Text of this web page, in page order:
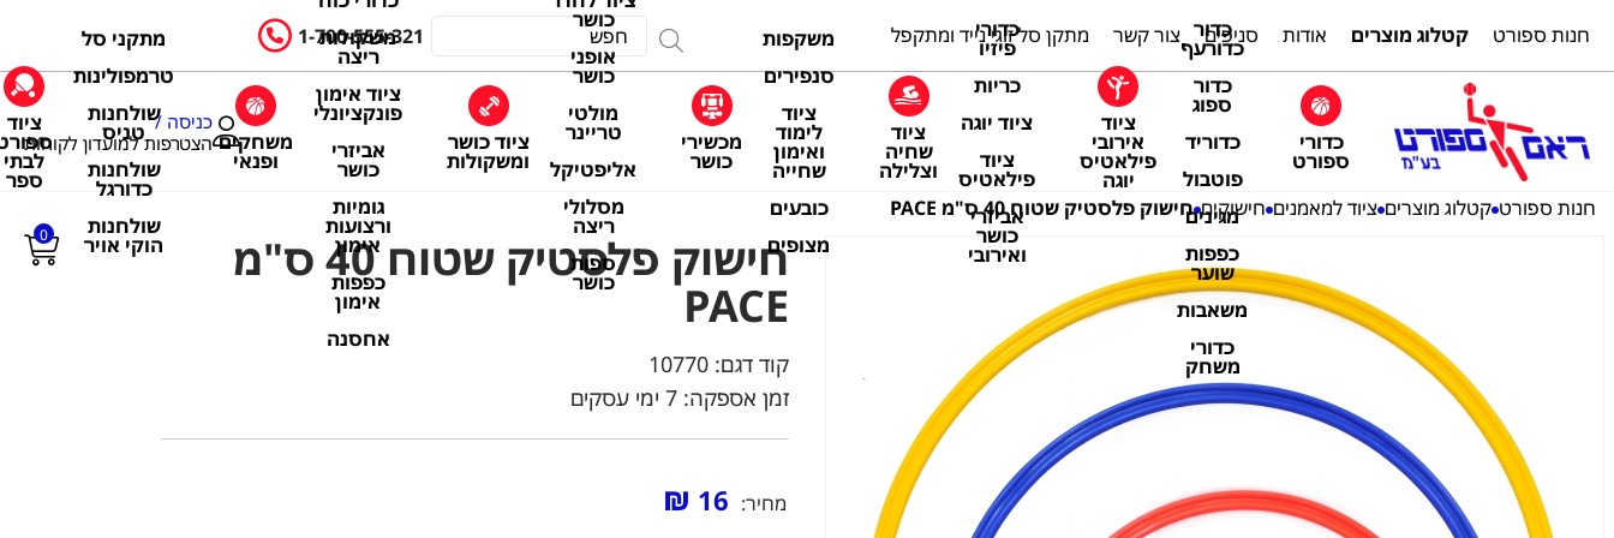
חנות ספורט קטלוג מוצרים אודות סניפים צור קשר מתקן סל זוגי נייד ומתקפל 1-700-555-321
כדורי
ספורט
כדור
כדורעף
כדור
ספוג
כדוריד
פוטבול
מגינים
כפפות
שוער
משאבות
כדורי
משחק
ציוד
אירובי
פילאטיס
יוגה
כדורי
פיזיו
כריות
ציוד יוגה
ציוד
פילאטיס
אביזרי
כושר
ואירובי
ציוד
שחיה
וצלילה
משקפות
סנפירים
ציוד
לימוד
ואימון
שחייה
כובעים
מצופים
מכשירי
כושר
כושר
אופני
כושר
מולטי
טריינר
אליפטיקל
מסלולי
ריצה
ספות
כושר
ציוד כושר
ומשקולות
משקולות
ריצה
ציוד אימון
פונקציונלי
אביזרי
כושר
גומיות
ורצועות
אימון
כפפות
אימון
אחסנה
משחקים
ופנאי
מתקני סל
טרמפולינות
שולחנות
טניס
שולחנות
כדורגל
שולחנות
הוקי אויר
ציוד
לבתי
ספר
כניסה /
הצטרפות למועדון לקוחות
0
חנות ספורט קטלוג מוצרים ציוד למאמנים חישוקים חישוק פלסטיק שטוח 40 ס"מ PACE
חישוק פלסטיק שטוח 40 ס"מ
PACE
קוד דגם: 10770
זמן אספקה: 7 ימי עסקים
מחיר: 16
₪